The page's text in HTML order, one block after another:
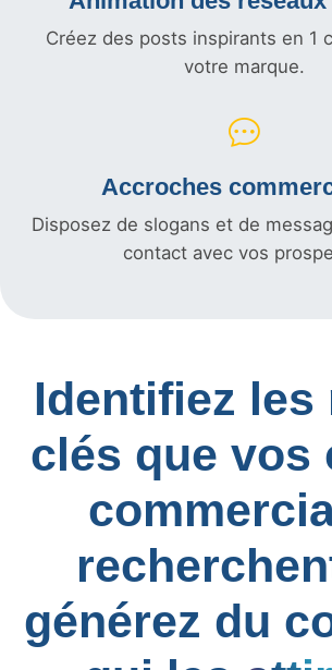
Créez des posts inspirants en 1
votre marque.
Accroches
Disposez de slogans et de
contact avec vos
Identifiez les
clés que vos
générez du